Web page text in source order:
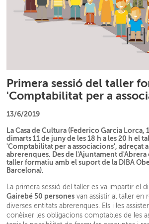
Primera sessió del taller
'Comptabilitat per a
13/6/2019
La Casa de Cultura (Federico Garcia Lorca,
dimarts 11 de juny de les 18 h a les 20 h el
'Comptabilitat per a associacions', adreçat
abrerenques. Des de l'Ajuntament
taller formatiu amb el suport de la DIBA
Barcelona).
La primera sessió del taller es va impartir el
Gairebé 50 persones van assistir al taller en
diverses entitats abrerenques. Els i les
conèixer les obligacions comptables de les